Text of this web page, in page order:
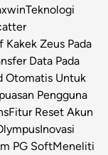
Teknologi
Kakek Zeus Pada
Data Pada
Otomatis Untuk
Pengguna
Fitur Reset Akun
Inovasi
PG SoftMeneliti